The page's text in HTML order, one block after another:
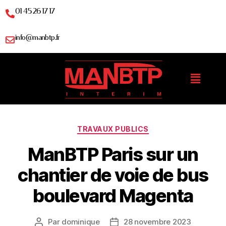
01 45 26 17 17
info@manbtp.fr
TRAVAUX PUBLICS
ManBTP Paris sur un
chantier de voie de bus
boulevard Magenta
Par dominique 28 novembre 2023